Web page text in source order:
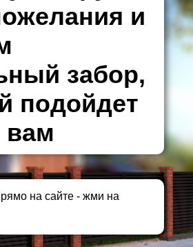
и
забор,
подойдет
вам
на сайте - жми на